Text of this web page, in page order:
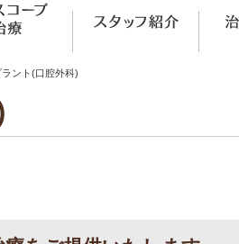
(初めての方へ)マイクロスコープ精密治療
ラント(口腔外科)